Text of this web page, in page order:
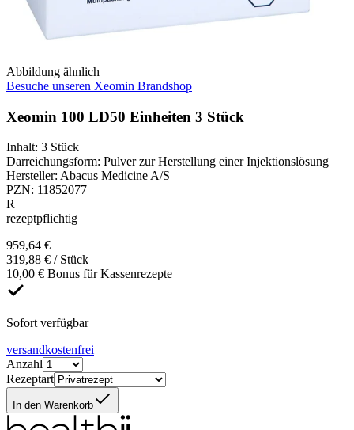
Abbildung ähnlich
Besuche unseren Xeomin Brandshop
Xeomin 100 LD50 Einheiten 3 Stück
Inhalt: 3 Stück
Darreichungsform: Pulver zur Herstellung einer Injektionslösung
Hersteller: Abacus Medicine A/S
PZN: 11852077
R
rezeptpflichtig
959,64 €
319,88 € / Stück
10,00 € Bonus für Kassenrezepte
Sofort verfügbar
versandkostenfrei
Anzahl
Rezeptart
In den Warenkorb